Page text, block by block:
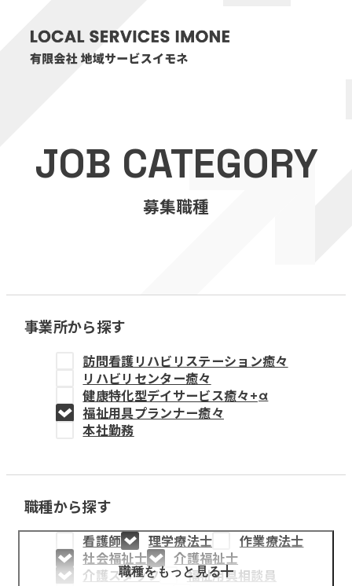
医療・介護事業
訪問看護リハビリステーション癒々
福祉用具プランナー癒々
教育事業
姫路中央こども園
姫路中央保育園
採用情報
医療・介護事業
募集職種
JOB CATEGORY
募集職種
事業所から探す
訪問看護リハビリステーション癒々
リハビリセンター癒々
健康特化型デイサービス癒々+α
福祉用具プランナー癒々
本社勤務
職種から探す
看護師 理学療法士
作業療法士
社会福祉士
介護福祉士
介護スタッフ
福祉用具相談員
職種をもっと見る